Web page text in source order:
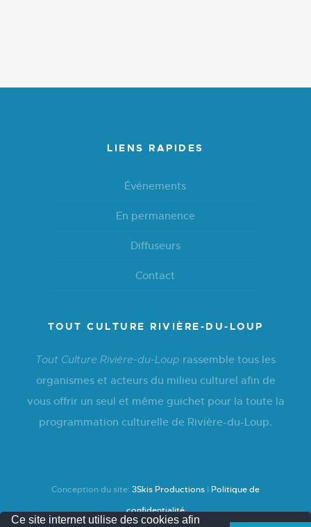
LIENS RAPIDES
Événements
En permanence
Diffuseurs
Contact
TOUT CULTURE RIVIÈRE-DU-LOUP
Tout Culture Rivière-du-Loup rassemble tous les
organismes et acteurs du milieu culturel afin de
vous offrir un seul et même guichet pour la toute la
programmation culturelle de Rivière-du-Loup.
Conception du site: 3Skis Productions | Politique de
confidentialité
Ce site internet utilise des cookies afin